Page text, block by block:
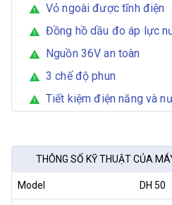
warning Vỏ ngoài được tĩnh điện
warning Đồng hồ dầu đo áp lực
warning Nguồn 36V an toàn
warning 3 chế độ phun
warning Tiết kiệm điện năng và
THÔNG SỐ KỸ THUẬT CỦA
Model DH 50